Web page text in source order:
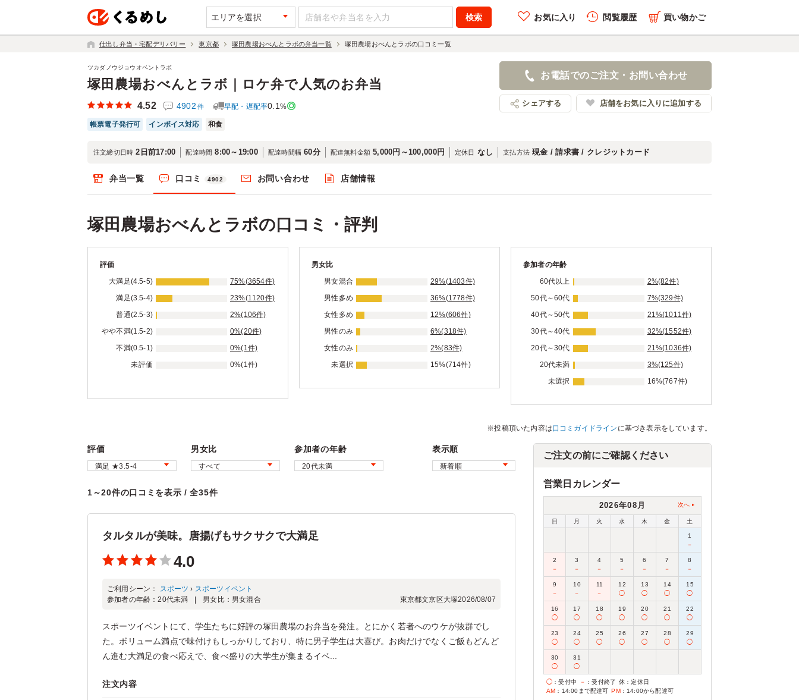
エリアを選択 お気に入り 閲覧履歴 買い物かご
仕出し弁当・宅配デリバリー 東京都 塚田農場おべんとラボの弁当一覧 塚田農場おべんとラボの口コミ一覧
塚田農場おべんとラボ｜ロケ弁で人気のお弁当
ツカダノウジョウオベントラボ
4.52 4902 件 早配・遅配率0.1 %
帳票電子発行可 インボイス対応 和食
お電話でのご注文・お問い合わせ
シェアする 店舗をお気に入りに追加する
注文締切日時 2日前17:00 配達時間 8:00～19:00 配達時間幅 60分 配達無料金額 5,000円～100,000円 定休日 なし 支払方法 現金 / 請求書 / クレジットカード
弁当一覧 口コミ 4902 お問い合わせ 店舗情報
塚田農場おべんとラボの口コミ・評判
評価
大満足(4.5-5)
75%(3654件)
満足(3.5-4)
23%(1120件)
普通(2.5-3)
2%(106件)
やや不満(1.5-2)
0%(20件)
不満(0.5-1)
0%(1件)
未評価
0%(1件)
男女比
男女混合
29%(1403件)
男性多め
36%(1778件)
女性多め
12%(606件)
男性のみ
6%(318件)
女性のみ
2%(83件)
未選択
15%(714件)
参加者の年齢
60代以上
2%(82件)
50代～60代
7%(329件)
40代～50代
21%(1011件)
30代～40代
32%(1552件)
20代～30代
21%(1036件)
20代未満
3%(125件)
未選択
16%(767件)
※投稿頂いた内容は口コミガイドライン に基づき表示をしています。
評価 男女比 参加者の年齢 表示順
1～20件の口コミを表示 / 全35件
タルタルが美味。唐揚げもサクサクで大満足
4.0
ご利用シーン： スポーツ › スポーツイベント
参加者の年齢：20代未満 男女比： 男女混合 東京都文京区大塚2026/08/07
スポーツイベントにて、学生たちに好評の塚田農場のお弁当を発注。とにかく若者へのウケが抜群でし
た。ボリューム満点で味付けもしっかりしており、特に男子学生は大喜び。お肉だけでなくご飯もどんど
ん進む大満足の食べ応えで、食べ盛りの大学生が集まるイベ...
注文内容
ご注文の前にご確認ください
営業日カレンダー
2026年08月 次へ
日 月 火 水 木 金 土
1
－
2
－
3
－
4
－
5
－
6
－
7
－
8
－
9
－
10
－
11
－
12
◯
13
◯
14
◯
15
◯
16
◯
17
◯
18
◯
19
◯
20
◯
21
◯
22
◯
23
◯
24
◯
25
◯
26
◯
27
◯
28
◯
29
◯
30
◯
31
◯
◯ ：受付中 － ：受付終了 休 ：定休日
AM ：14:00まで配達可 PM：14:00から配達可